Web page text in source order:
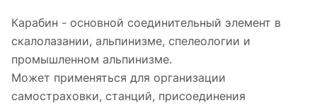
Карабин - основной соединительный элемент в
скалолазании, альпинизме, спелеологии и
промышленном альпинизме.
Может применяться для организации
самостраховки, станций, присоединения